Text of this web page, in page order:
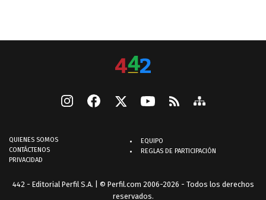
QUIENES SOMOS
CONTÁCTENOS
PRIVACIDAD
EQUIPO
REGLAS DE PARTICIPACIÓN
442 - Editorial Perfil S.A. | © Perfil.com 2006-2026 - Todos los derechos
reservados.